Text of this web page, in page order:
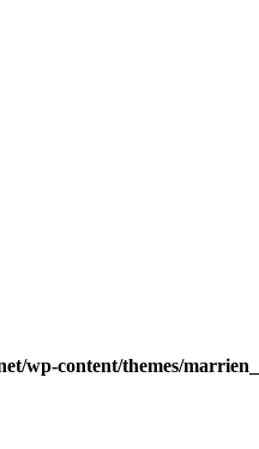
wp-content/themes/